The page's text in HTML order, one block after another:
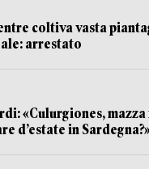
coltiva vasta
arrestato
«Culurgiones, mazza
d’estate in